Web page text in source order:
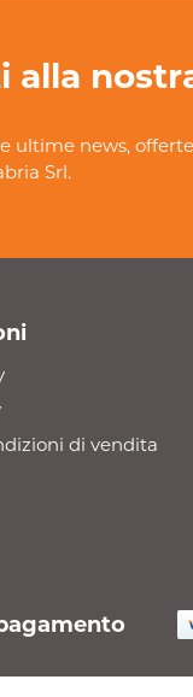
alla
ultime news,
Srl.
di vendita